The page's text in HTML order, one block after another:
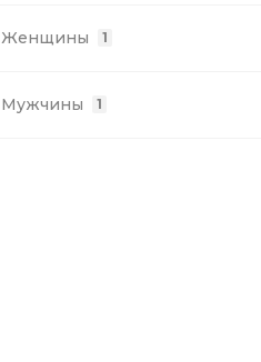
Женщины 1
Мужчины 1